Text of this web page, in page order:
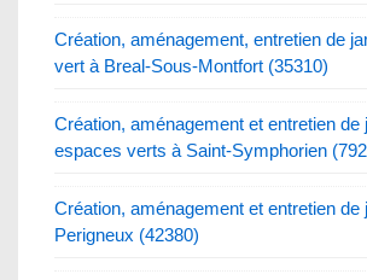
Création, aménagement, entretien de
vert à Breal-Sous-Montfort (35310)
Création, aménagement et entretien de
espaces verts à Saint-Symphorien
Création, aménagement et entretien de
Perigneux (42380)